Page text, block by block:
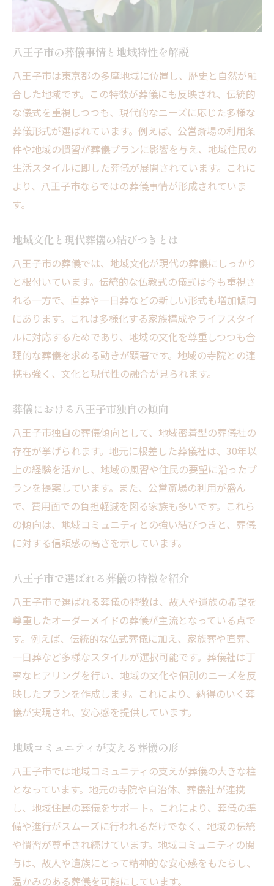
現代家族に合う葬儀形式を八王子市で考え
る
八王子市の葬儀事情と直葬増加の傾向
八王子市の葬儀費用相場と内訳を把握
費用を抑える葬儀プラン選びのコツ
八王子市で安心の葬儀費用比較方法
公営斎場利用で費用を抑えるポイント
実際の葬儀費用とサービス内容の違い
安心できる葬儀社を八王子市で選ぶポイント
評判や口コミを活用した葬儀社選び
八王子市の地域密着型葬儀社の特徴
トラブルを防ぐ葬儀社選びの実践方法
公営斎場の利用条件と葬儀形式の違い解説
八王子市の公営斎場利用条件を詳しく解説
公営斎場と民間斎場の違いを知る
費用や手続きにおける葬儀形式の違い
八王子市の葬儀事情と地域特性を解説
八王子市は東京都の多摩地域に位置し、歴史と自然が融
合した地域です。この特徴が葬儀にも反映され、伝統的
な儀式を重視しつつも、現代的なニーズに応じた多様な
葬儀形式が選ばれています。例えば、公営斎場の利用条
件や地域の慣習が葬儀プランに影響を与え、地域住民の
生活スタイルに即した葬儀が展開されています。これに
より、八王子市ならではの葬儀事情が形成されていま
す。
地域文化と現代葬儀の結びつきとは
八王子市の葬儀では、地域文化が現代の葬儀にしっかり
と根付いています。伝統的な仏教式の儀式は今も重視さ
れる一方で、直葬や一日葬などの新しい形式も増加傾向
にあります。これは多様化する家族構成やライフスタイ
ルに対応するためであり、地域の文化を尊重しつつも合
理的な葬儀を求める動きが顕著です。地域の寺院との連
携も強く、文化と現代性の融合が見られます。
葬儀における八王子市独自の傾向
八王子市独自の葬儀傾向として、地域密着型の葬儀社の
存在が挙げられます。地元に根差した葬儀社は、30年以
上の経験を活かし、地域の風習や住民の要望に沿ったプ
ランを提案しています。また、公営斎場の利用が盛ん
で、費用面での負担軽減を図る家族も多いです。これら
の傾向は、地域コミュニティとの強い結びつきと、葬儀
に対する信頼感の高さを示しています。
八王子市で選ばれる葬儀の特徴を紹介
八王子市で選ばれる葬儀の特徴は、故人や遺族の希望を
尊重したオーダーメイドの葬儀が主流となっている点で
す。例えば、伝統的な仏式葬儀に加え、家族葬や直葬、
一日葬など多様なスタイルが選択可能です。葬儀社は丁
寧なヒアリングを行い、地域の文化や個別のニーズを反
映したプランを作成します。これにより、納得のいく葬
儀が実現され、安心感を提供しています。
地域コミュニティが支える葬儀の形
八王子市では地域コミュニティの支えが葬儀の大きな柱
となっています。地元の寺院や自治体、葬儀社が連携
し、地域住民の葬儀をサポート。これにより、葬儀の準
備や進行がスムーズに行われるだけでなく、地域の伝統
や慣習が尊重され続けています。地域コミュニティの関
与は、故人や遺族にとって精神的な安心感をもたらし、
温かみのある葬儀を可能にしています。